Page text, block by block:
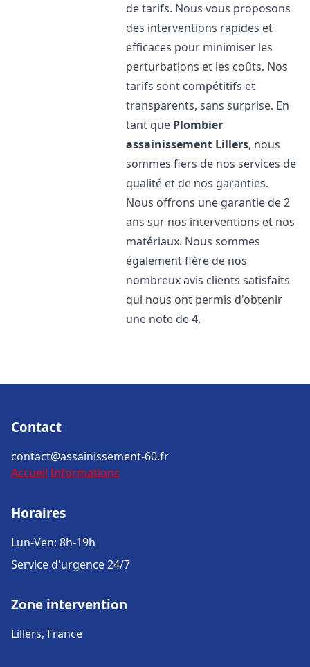
de tarifs. Nous vous proposons
des interventions rapides et
efficaces pour minimiser les
perturbations et les coûts. Nos
tarifs sont compétitifs et
transparents, sans surprise. En
tant que Plombier
assainissement Lillers, nous
sommes fiers de nos services de
qualité et de nos garanties.
Nous offrons une garantie de 2
ans sur nos interventions et nos
matériaux. Nous sommes
également fière de nos
nombreux avis clients satisfaits
qui nous ont permis d'obtenir
une note de 4,
Contact
contact@assainissement-60.fr
Accueil Informations
Horaires
Lun-Ven: 8h-19h
Service d'urgence 24/7
Zone intervention
Lillers, France